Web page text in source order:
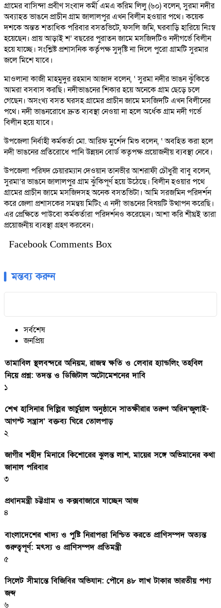
গ্রামের বাসিন্দা প্রবীণ সংবাদ কর্মী এমএ করিম লিলু (৬০) বলেন, সুরমা নদীর
অব্যাহত ভাঙনে প্রাচীন গ্রাম জালালপুর এখন বিলীন হওয়ার পথে। কয়েক
দশকে অন্তত শতাধিক পরিবার বসতভিটে, ফসলি জমি, ঘরবাড়ি হারিয়ে নিঃস্ব
হয়েছেন। প্রায় আড়াই শ’ বছরের পুরাতন জামে মসজিদটিও নদীগর্ভে বিলীন
হয়ে যাচ্ছে। সংশ্লিষ্ট প্রশাসনিক কর্তৃপক্ষ সুদৃষ্টি না দিলে পুরো গ্রামটি সুরমার
জলে মিশে যাবে।
মাওলানা কাজী মাহমুদুর রহমান আজাদ বলেন, ‘ সুরমা নদীর ভাঙন ঝুঁকিতে
আমরা বসবাস করছি। নদীভাঙনের শিকার হয়ে অনেকে গ্রাম ছেড়ে চলে
গেছেন। অসংখ্য বসত ঘরসহ গ্রামের প্রাচীন জামে মসজিদটি এখন বিলীনের
পথে। নদী ভাঙনরোধে দ্রুত ব্যবস্থা নেওয়া না হলে অর্ধেক গ্রাম নদী গর্ভে
বিলীন হয়ে যাবে।
উপজেলা নির্বাহী কর্মকর্তা মো. আরিফ মুর্শেদ মিশু বলেন, ‘ অবহিত করা হলে
নদী ভাঙনের প্রতিরোধে পানি উন্নয়ন বোর্ড কতৃপক্ষ প্রয়োজনীয় ব্যবস্থা নেবে।
উপজেলা পরিষদ চেয়ারম্যান দেওয়ান তানভীর আশরাফী চৌধুরী বাবু বলেন,
সুরমা’র ভাঙনে জালালপুর গ্রাম ঝুঁকিপূর্ণ হয়ে উঠেছে। বিলীন হওয়ার পথে
গ্রামের প্রাচীন জামে মসজিদসহ অনেক বসতভিটা। আমি সরজমিন পরিদর্শন
করে জেলা প্রশাসকের সমন্বয় মিটিং এ নদী ভাঙনের বিষয়টি উত্থাপন করেছি।
এর প্রেক্ষিতে পাউবো কর্মকর্তারা পরিদর্শনও করেছেন। আশা করি শীঘ্রই তারা
প্রয়োজনীয় ব্যবস্থা গ্রহণ করবেন।
Facebook Comments Box
মন্তব্য করুন
সর্বশেষ
জনপ্রিয়
তামাবিল স্থলবন্দরে অনিয়ম, রাজস্ব ক্ষতি ও লেবার হ্যান্ডলিং তহবিল
নিয়ে প্রশ্ন: তদন্ত ও ডিজিটাল অটোমেশনের দাবি
১
শেখ হাসিনার দিল্লির ভার্চুয়াল অনুষ্ঠানে সাতক্ষীরার তরুণ অরিন‘জুলাই-
আগস্ট সন্ত্রাস’ বক্তব্য ঘিরে তোলপাড়
২
জাগীর শহীদ মিনারে কিশোরের ঝুলন্ত লাশ, মায়ের সঙ্গে অভিমানের কথা
জানাল পরিবার
৩
প্রধানমন্ত্রী চট্টগ্রাম ও কক্সবাজারে যাচ্ছেন আজ
৪
বাংলাদেশের খাদ্য ও পুষ্টি নিরাপত্তা নিশ্চিত করতে প্রাণিসম্পদ অত্যন্ত
গুরুত্বপূর্ণ: মৎস্য ও প্রাণিসম্পদ প্রতিমন্ত্রী
৫
সিলেট সীমান্তে বিজিবির অভিযান: পৌনে ৪৮ লাখ টাকার ভারতীয় পণ্য
জব্দ
৬